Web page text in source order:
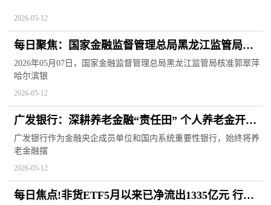
2026-05-12
每日聚焦：国家金融监督管理总局黑龙江监管局核
准郭翠萍哈尔滨银行股份有限公司哈尔滨分行副行
长任职资格
2026年05月07日，国家金融监督管理总局黑龙江监管局核准郭翠萍
哈尔滨银
2026-05-12
广发银行：深耕养老金融“责任田” 个人养老金开户
数346万_热头条
广发银行作为金融央企成员单位和国内系统重要性银行，始终将养
老金融摆
2026-05-12
每日焦点!非货ETF5月以来已净流出1335亿元 行业